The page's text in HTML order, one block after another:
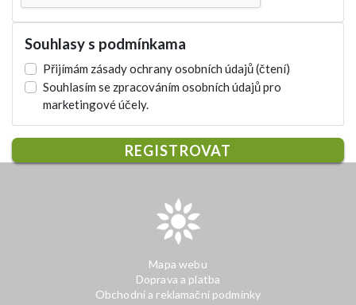
Souhlasy s podmínkama
Přijímám zásady ochrany osobních údajů(čtení)
Souhlasím se zpracováním osobních údajů pro
marketingové účely.
REGISTROVAT
Mapa webu
Doprava a platba
Obchodní a reklamační podmínky